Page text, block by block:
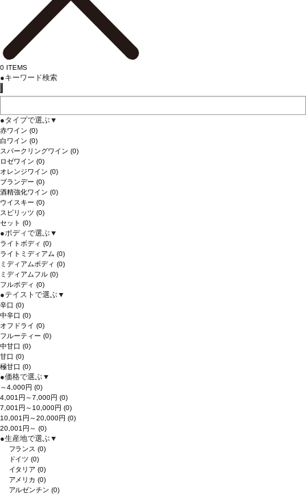
0 ITEMS
●キーワード検索
●タイプで選ぶ▼
赤ワイン (0)
白ワイン (0)
スパークリングワイン (0)
ロゼワイン (0)
オレンジワイン (0)
ブランデー (0)
酒精強化ワイン (0)
ウイスキー (0)
スピリッツ (0)
セット (0)
●ボディで選ぶ▼
ライトボディ (0)
ライトミディアム (0)
ミディアムボディ (0)
ミディアムフル (0)
フルボディ (0)
●テイストで選ぶ▼
辛口 (0)
中辛口 (0)
オフドライ (0)
フルーティー (0)
中甘口 (0)
甘口 (0)
極甘口 (0)
●価格で選ぶ▼
～4,000円 (0)
4,001円～7,000円 (0)
7,001円～10,000円 (0)
10,001円～20,000円 (0)
20,001円～ (0)
●生産地で選ぶ▼
フランス(0)
ドイツ(0)
イタリア(0)
アメリカ(0)
アルゼンチン(0)